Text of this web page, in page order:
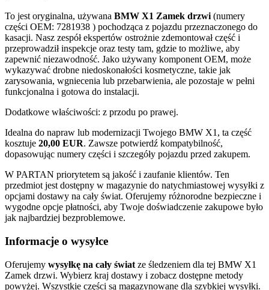
To jest oryginalna, używana BMW X1 Zamek drzwi (numery
części OEM: 7281938 ) pochodząca z pojazdu przeznaczonego do
kasacji. Nasz zespół ekspertów ostrożnie zdemontował część i
przeprowadził inspekcje oraz testy tam, gdzie to możliwe, aby
zapewnić niezawodność. Jako używany komponent OEM, może
wykazywać drobne niedoskonałości kosmetyczne, takie jak
zarysowania, wgniecenia lub przebarwienia, ale pozostaje w pełni
funkcjonalna i gotowa do instalacji.
Dodatkowe właściwości: z przodu po prawej.
Idealna do napraw lub modernizacji Twojego BMW X1, ta część
kosztuje 20,00 EUR. Zawsze potwierdź kompatybilność,
dopasowując numery części i szczegóły pojazdu przed zakupem.
W PARTAN priorytetem są jakość i zaufanie klientów. Ten
przedmiot jest dostępny w magazynie do natychmiastowej wysyłki z
opcjami dostawy na cały świat. Oferujemy różnorodne bezpieczne i
wygodne opcje płatności, aby Twoje doświadczenie zakupowe było
jak najbardziej bezproblemowe.
Informacje o wysyłce
Oferujemy wysyłkę na cały świat ze śledzeniem dla tej BMW X1
Zamek drzwi. Wybierz kraj dostawy i zobacz dostępne metody
powyżej. Wszystkie części są magazynowane dla szybkiej wysyłki.